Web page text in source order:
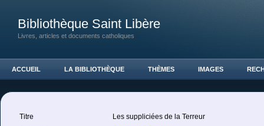
Bibliothèque Saint Libère
Livres, articles et documents catholiques
ACCUEIL LA BIBLIOTHÈQUE THÈMES IMAGES
Titre
Les suppliciées de la Terreur